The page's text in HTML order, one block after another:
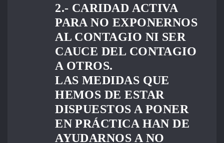
2.- CARIDAD ACTIVA
PARA NO EXPONERNOS
AL CONTAGIO NI SER
CAUCE DEL CONTAGIO
A OTROS.
LAS MEDIDAS QUE
HEMOS DE ESTAR
DISPUESTOS A PONER
EN PRÁCTICA HAN DE
AYUDARNOS A NO